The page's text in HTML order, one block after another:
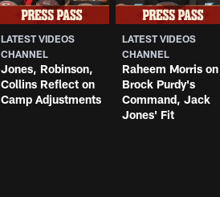
LATEST VIDEOS
CHANNEL
Jones, Robinson,
Collins Reflect on
Camp Adjustments
LATEST VIDEOS
CHANNEL
Raheem Morris on
Brock Purdy's
Command, Jack
Jones' Fit